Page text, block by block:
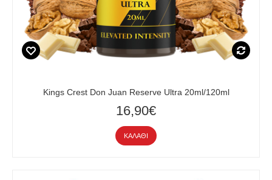
Kings Crest Don Juan Reserve Ultra 20ml/120ml
16,90€
ΚΑΛΆΘΙ